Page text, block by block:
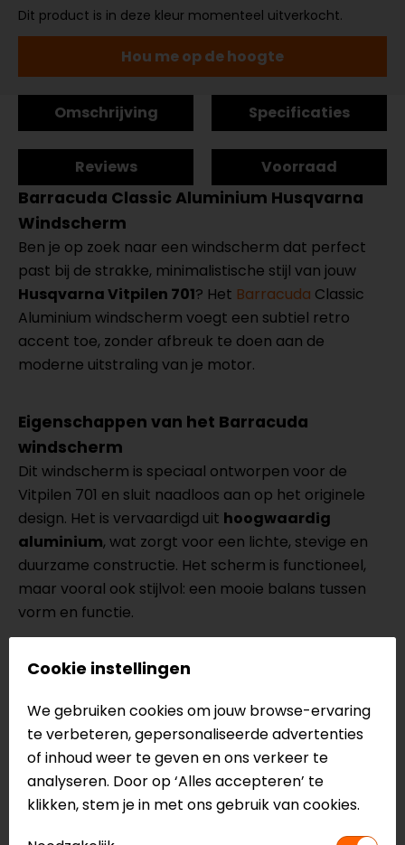
Dit product is in deze kleur momenteel uitverkocht.
Hou me op de hoogte
Omschrijving Specificaties
Reviews Voorraad
Barracuda Classic Aluminium Husqvarna
Windscherm
Ben je op zoek naar een windscherm dat perfect
past bij de strakke, minimalistische stijl van jouw
Husqvarna Vitpilen 701? Het Barracuda Classic
Aluminium windscherm voegt een subtiel retro
accent toe, zonder afbreuk te doen aan de
moderne uitstraling van je motor.
Eigenschappen van het Barracuda
windscherm
Dit windscherm is speciaal ontworpen voor de
Vitpilen 701 en sluit naadloos aan op het originele
design. Het is vervaardigd uit hoogwaardig
aluminium, wat zorgt voor een lichte, stevige en
duurzame constructie. Het scherm is functioneel,
maar vooral ook stijlvol: een mooie balans tussen
vorm en functie.
aanpassingen aan je motor
bevestigingsmateriaal tot een duidelijke
montagehandleiding.
Wat zit er in de doos?
Aluminium windscherm, model specifiek
Cookie instellingen
We gebruiken cookies om jouw browse-ervaring
te verbeteren, gepersonaliseerde advertenties
of inhoud weer te geven en ons verkeer te
analyseren. Door op ‘Alles accepteren’ te
klikken, stem je in met ons gebruik van cookies.